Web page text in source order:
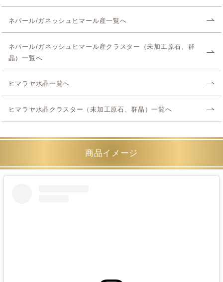
ネパール/ガネッシュヒマール産一覧へ
ネパール/ガネッシュヒマール産クラスター（未加工原石、群
晶）一覧へ
ヒマラヤ水晶一覧へ
ヒマラヤ水晶クラスター（未加工原石、群晶）一覧へ
商品イメージ